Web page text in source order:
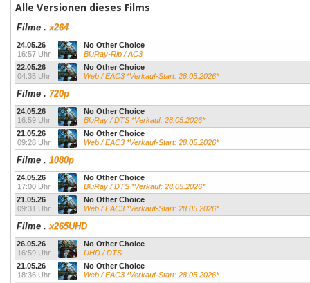
Alle Versionen dieses Films
Filme .x264
24.05.26
16:57 Uhr
No Other Choice
BluRay-Rip / AC3
22.05.26
04:35 Uhr
No Other Choice
Web / EAC3 *Verkauf-Start: 28.05.2026*
Filme . 720p
24.05.26
16:59 Uhr
No Other Choice
BluRay / DTS *Verkauf: 28.05.2026*
21.05.26
09:28 Uhr
No Other Choice
Web / EAC3 *Verkauf-Start: 28.05.2026*
Filme . 1080p
24.05.26
17:00 Uhr
No Other Choice
BluRay / DTS *Verkauf: 28.05.2026*
21.05.26
09:31 Uhr
No Other Choice
Web / EAC3 *Verkauf-Start: 28.05.2026*
Filme .x265UHD
26.05.26
16:59 Uhr
No Other Choice
UHD / DTS
21.05.26
18:36 Uhr
No Other Choice
Web / EAC3 *Verkauf-Start: 28.05.2026*